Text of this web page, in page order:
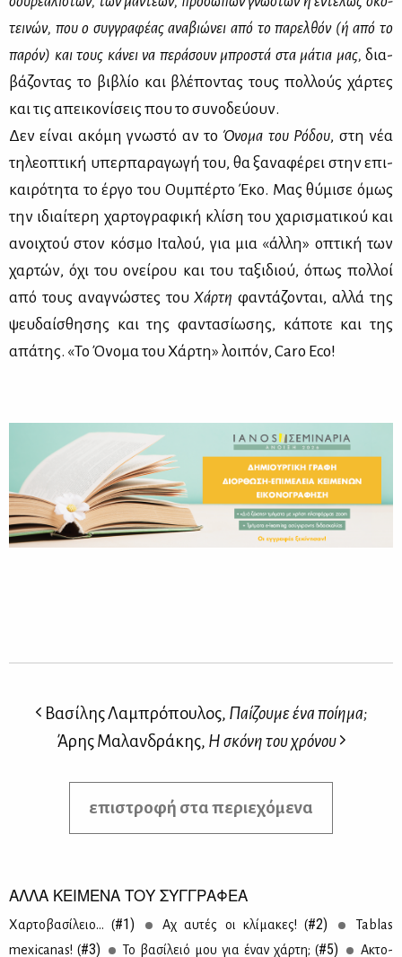
τει­νών, που ο συγ­γρα­φέ­ας ανα­βιώ­νει από το πα­ρελ­θόν (ή από το
πα­ρόν) και τους κά­νει να πε­ρά­σουν μπρο­στά στα μά­τια μας, δια­
βά­ζο­ντας το βι­βλίο και βλέ­πο­ντας τους πολ­λούς χάρ­τες
και τις απει­κο­νί­σεις που το συ­νο­δεύ­ουν.
Δεν εί­ναι ακό­μη γνω­στό αν τοΌνο­μα του Ρό­δου, στη νέα
τη­λε­ο­πτι­κή υπερ­πα­ρα­γω­γή του, θα ξα­να­φέ­ρει στην επι­
και­ρό­τη­τα το έρ­γο του Ου­μπέρ­το Έκο. Μας θύ­μι­σε όμως
την ιδιαί­τε­ρη χαρ­το­γρα­φι­κή κλί­ση του χα­ρι­σμα­τι­κού και
ανοι­χτού στον κό­σμο Ιτα­λού, για μια «άλ­λη» οπτι­κή των
χαρ­τών, όχι του ονεί­ρου και του τα­ξι­διού, όπως πολ­λοί
από τους ανα­γνώ­στες τουΧάρ­τη φα­ντά­ζο­νται, αλ­λά της
ψευ­δαί­σθη­σης και της φα­ντα­σί­ω­σης, κά­πο­τε και της
απά­της. «Το Όνο­μα του Χάρ­τη» λοι­πόν, Caro Eco!
Βασίλης Λαμπρόπουλος, Παίζουμε ένα ποίημα;
Άρης Μαλανδράκης, Η σκόνη του χρόνου
επιστροφή στα περιεχόμενα
ΑΛΛΑ ΚΕΙΜΕΝΑ ΤΟΥ ΣΥΓΓΡΑΦΕΑ
Χαρ­το­βα­σί­λειο... (#1) Αχ αυ­τές οι κλί­μα­κες! (#2)
Tablas
mexicanas! (#3) Το βα­σί­λειό μου για έναν χάρ­τη; (#5)
Ακτο­